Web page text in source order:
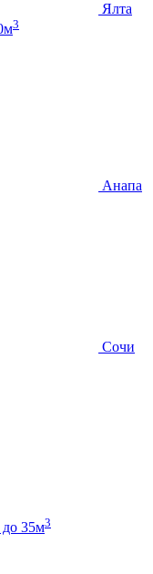
Ялта
3
Анапа
Сочи
35м3